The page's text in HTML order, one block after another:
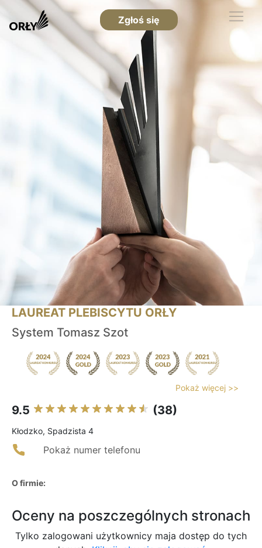
Zgłoś się
LAUREAT PLEBISCYTU ORŁY
System Tomasz Szot
Pokaż więcej >>
9.5 (38)
Kłodzko, Spadzista 4
Pokaż numer telefonu
O firmie:
Oceny na poszczególnych stronach
Tylko zalogowani użytkownicy maja dostęp do tych